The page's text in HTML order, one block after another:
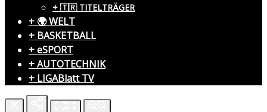
+ 🇹🇷 TITELTRÄGER
+ 🌍 WELT
+ BASKETBALL
+ eSPORT
+ AUTOTECHNIK
+ LIGABlatt TV